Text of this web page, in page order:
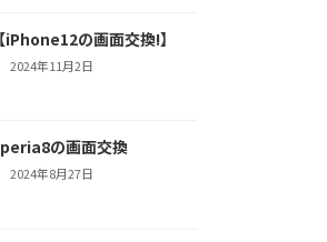
【iPhone12の画面交換!】
2024年11月2日
の画面交換
2024年8月27日